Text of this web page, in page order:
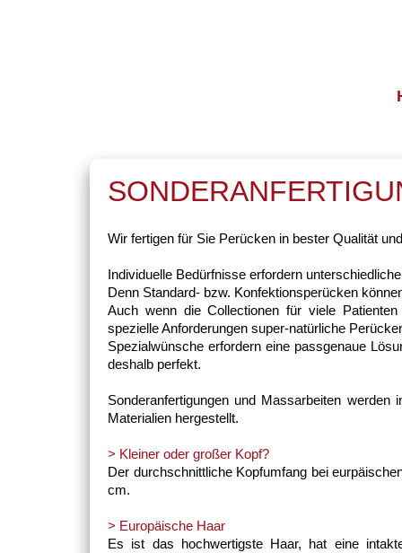
Wir fertigen für Sie Perücken in bester Qualität
Individuelle Bedürfnisse erfordern
Denn Standard- bzw. Konfektionsperücken
Auch wenn die Collectionen für viele
spezielle Anforderungen super-natürliche
Spezialwünsche erfordern eine passgenaue
deshalb perfekt.
Sonderanfertigungen und Massarbeiten
Materialien hergestellt.
> Kleiner oder großer Kopf?
Der durchschnittliche Kopfumfang bei
cm.
> Europäische Haar
Es ist das hochwertigste Haar, hat eine